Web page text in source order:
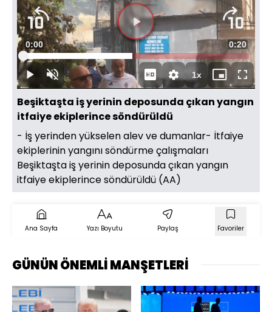
Videoyu
Oynat
OynatSesi
Aç
Süre
0:00 Toplam
Süre
0:20
Yüklendi:
48.36%
1xOynatma
Hızı
Mini
oynatıcı
Tam
Ekran
Beşiktaşta iş yerinin deposunda çıkan yangın
itfaiye ekiplerince söndürüldü
- İş yerinden yükselen alev ve dumanlar- İtfaiye
ekiplerinin yangını söndürme çalışmaları
Beşiktaşta iş yerinin deposunda çıkan yangın
itfaiye ekiplerince söndürüldü (AA)
Ana Sayfa Yazı Boyutu Paylaş Favoriler
GÜNÜN ÖNEMLİ MANŞETLERİ